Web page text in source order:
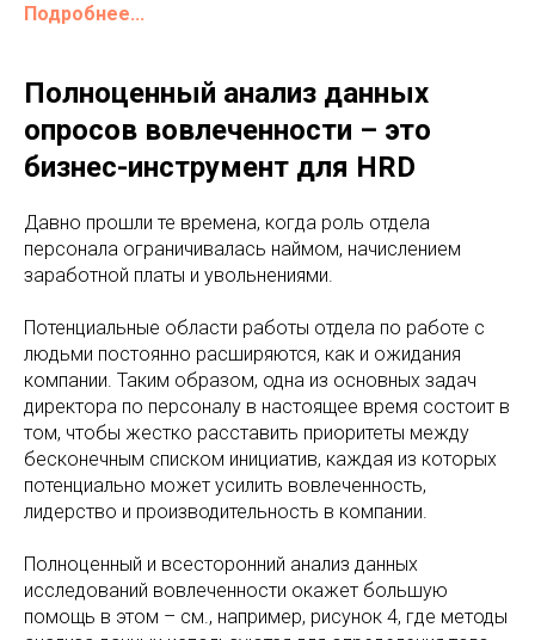
Подробнее...
Полноценный анализ данных
опросов вовлеченности – это
бизнес-инструмент для HRD
Давно прошли те времена, когда роль отдела
персонала ограничивалась наймом, начислением
заработной платы и увольнениями.
Потенциальные области работы отдела по работе с
людьми постоянно расширяются, как и ожидания
компании. Таким образом, одна из основных задач
директора по персоналу в настоящее время состоит в
том, чтобы жестко расставить приоритеты между
бесконечным списком инициатив, каждая из которых
потенциально может усилить вовлеченность,
лидерство и производительность в компании.
Полноценный и всесторонний анализ данных
исследований вовлеченности окажет большую
помощь в этом – см., например, рисунок 4, где методы